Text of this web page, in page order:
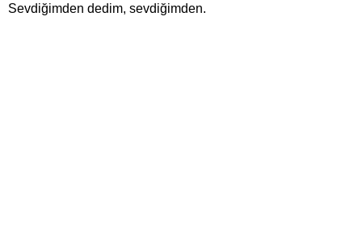
Sevdiğimden dedim, sevdiğimden.